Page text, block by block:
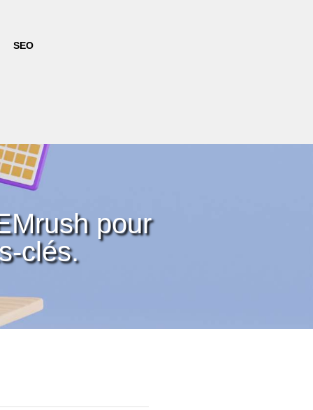
SEO
pour
clés.